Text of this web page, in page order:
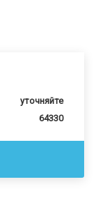
уточняйте
64330